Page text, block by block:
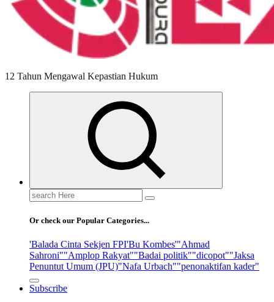
12 Tahun Mengawal Kepastian Hukum
Search
for:
Or check our Popular Categories...
'Balada Cinta Sekjen FPI'Bu Kombes'"Ahmad
Sahroni""Amplop Rakyat""Badai politik""dicopot""Jaksa
Penuntut Umum (JPU)"Nafa Urbach""penonaktifan kader"
Subscribe